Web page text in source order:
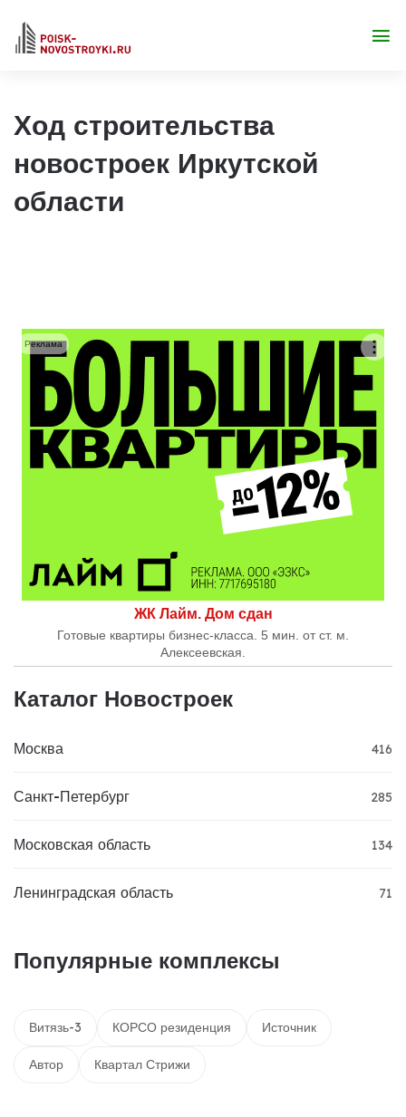
Ход строительства
новостроек Иркутской
области
ЖК Лайм. Дом сдан
Готовые квартиры бизнес-класса. 5 мин. от ст. м.
Алексеевская.
Реклама
Каталог Новостроек
Москва 416
Санкт-Петербург 285
Московская область 134
Ленинградская область 71
Популярные комплексы
Витязь-3 КОРСО резиденция Источник
Автор Квартал Стрижи